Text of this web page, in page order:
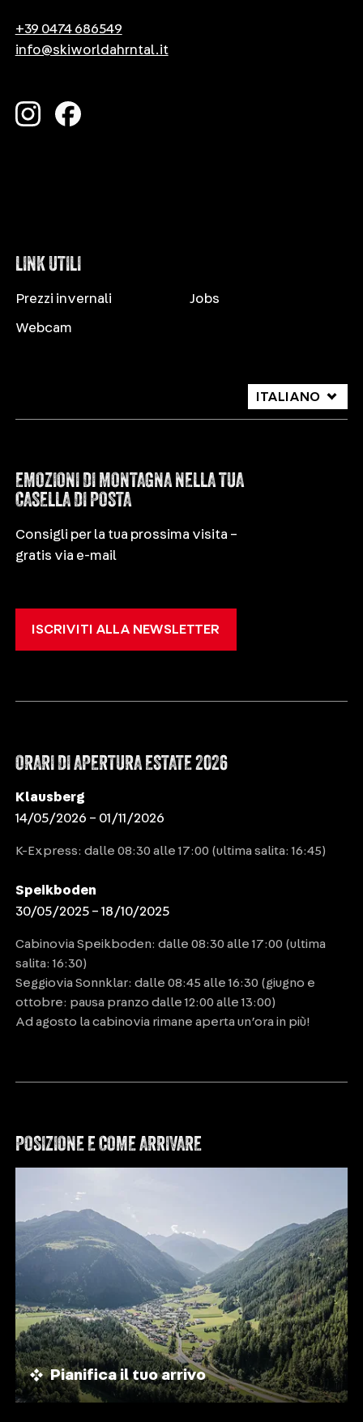
+39 0474 686549
info@skiworldahrntal.it
LINK UTILI
Prezzi invernali
Webcam
Jobs
ITALIANO
DEUTSCH
EMOZIONI DI MONTAGNA NELLA TUA
CASELLA DI POSTA
Consigli per la tua prossima visita –
gratis via e-mail
ISCRIVITI ALLA NEWSLETTER
ORARI DI APERTURA ESTATE 2026
Klausberg
14/05/2026 – 01/11/2026
K-Express: dalle 08:30 alle 17:00 (ultima salita: 16:45)
Speikboden
30/05/2025 – 18/10/2025
Cabinovia Speikboden: dalle 08:30 alle 17:00 (ultima
salita: 16:30)
Seggiovia Sonnklar: dalle 08:45 alle 16:30 (giugno e
ottobre: pausa pranzo dalle 12:00 alle 13:00)
Ad agosto la cabinovia rimane aperta un’ora in più!
POSIZIONE E COME ARRIVARE
Pianifica il tuo arrivo